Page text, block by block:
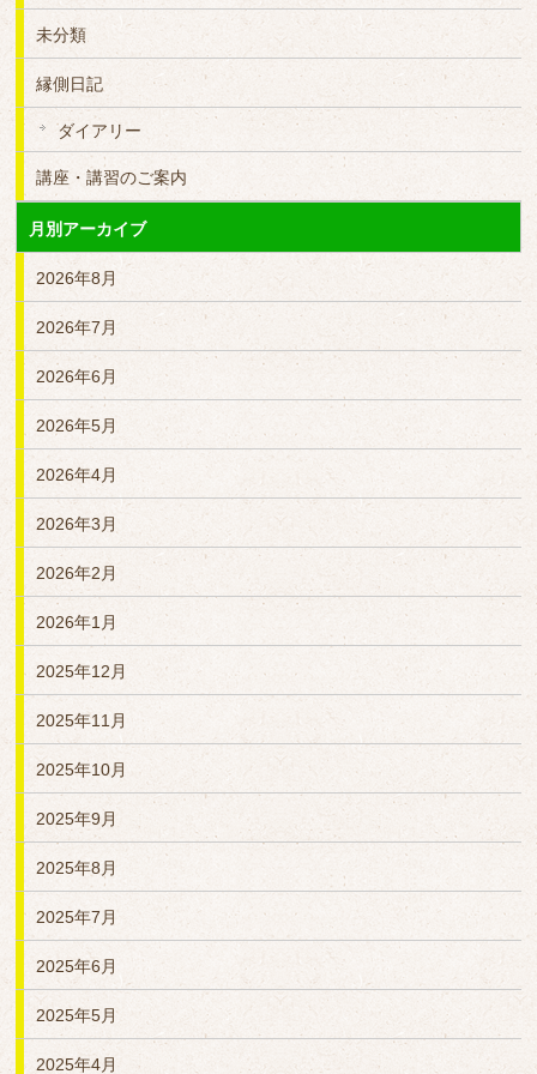
未分類
縁側日記
ダイアリー
講座・講習のご案内
月別アーカイブ
2026年8月
2026年7月
2026年6月
2026年5月
2026年4月
2026年3月
2026年2月
2026年1月
2025年12月
2025年11月
2025年10月
2025年9月
2025年8月
2025年7月
2025年6月
2025年5月
2025年4月